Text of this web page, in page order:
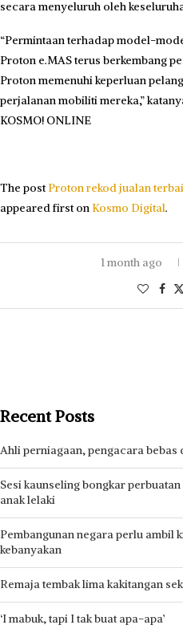
secara menyeluruh oleh
“Permintaan terhadap model-
Proton e.MAS terus berkembang
Proton memenuhi keperluan
perjalanan mobiliti mereka,”
KOSMO! ONLINE
The postProton rekod jualan
appeared first on Kosmo Digital.
1 month ago
Recent Posts
Ahli perniagaan, pengacara bebas
Sesi kaunseling bongkar
anak lelaki
Pembangunan negara perlu ambil
kebanyakan
Remaja tembak lima kakitangan
‘I mabuk, tapi I tak buat apa-apa’